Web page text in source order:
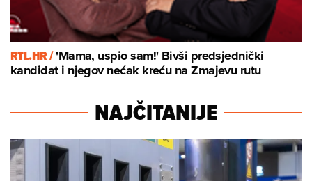
RTL.HR /'Mama, uspio sam!' Bivši predsjednički
kandidat i njegov nećak kreću na Zmajevu rutu
NAJČITANIJE